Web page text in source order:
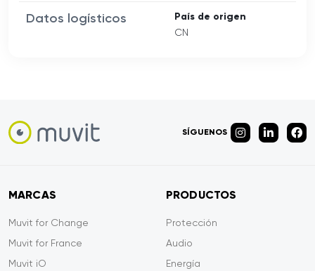
Datos logísticos País de origen
CN
SÍGUENOS
MARCAS
Muvit for Change
Muvit for France
Muvit iO
PRODUCTOS
Protección
Audio
Energía